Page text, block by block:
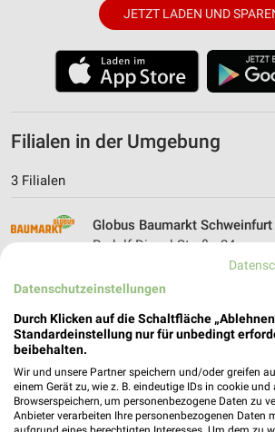
JETZT LADEN UND
Filialen in der Umgebung
3 Filialen
Globus Baumarkt Schweinfurt
Rudolf-Diesel-Straße 24
Heute 07:00 - 20:00 Uhr |
34,86 km
Globus Baumarkt Künzelsau
Würzburger Strasse 26
74653 Künzelsau
Datenschutzeinstellungen
Durch Klicken auf die Schaltfläche
Standardeinstellung nur für unbedingt
beibehalten.
Wir und unsere Partner speichern und/oder greifen
einem Gerät zu, wie z. B. eindeutige IDs in cookie und
Browserspeichern, um personenbezogene Daten zu
Anbieter verarbeiten Ihre personenbezogenen Daten